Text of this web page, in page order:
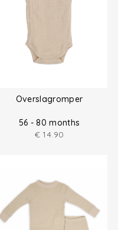
Overslagromper
56 - 80 months
€ 14.90